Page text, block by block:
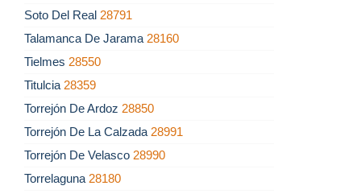
Soto Del Real 28791
Talamanca De Jarama 28160
Tielmes 28550
Titulcia 28359
Torrejón De Ardoz 28850
Torrejón De La Calzada 28991
Torrejón De Velasco 28990
Torrelaguna 28180